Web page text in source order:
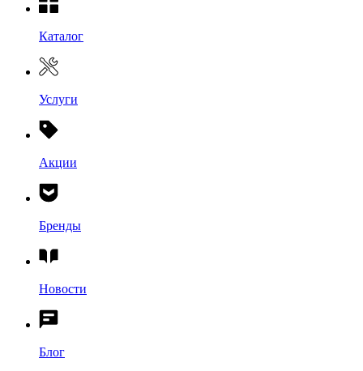
Каталог
Услуги
Акции
Бренды
Новости
Блог